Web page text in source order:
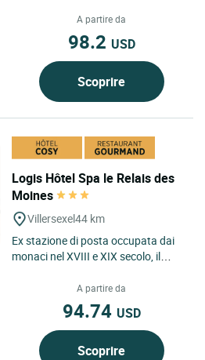
A partire da
98.2 USD
Scoprire
Logis Hôtel Spa le Relais des
Moines
Villersexel44 km
Ex stazione di posta occupata dai
monaci nel XVIII e XIX secolo, il
des Moines" di Villersexel...
A partire da
94.74 USD
Scoprire